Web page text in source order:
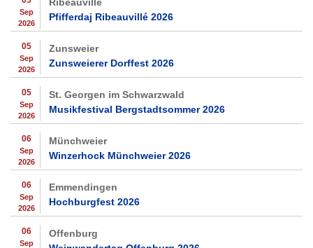
Sep
2026
Pfifferdaj Ribeauvillé 2026
05
Sep
2026
Zunsweier
Zunsweierer Dorffest 2026
05
Sep
2026
St. Georgen im Schwarzwald
Musikfestival Bergstadtsommer 2026
06
Sep
2026
Münchweier
Winzerhock Münchweier 2026
06
Sep
2026
Emmendingen
Hochburgfest 2026
06
Sep
Offenburg